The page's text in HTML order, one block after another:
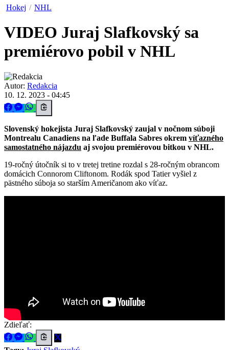
Hokej / NHL
VIDEO Juraj Slafkovský sa
premiérovo pobil v NHL
Autor: Redakcia
10. 12. 2023 - 04:45
Slovenský hokejista Juraj Slafkovský zaujal v nočnom súboji
Montrealu Canadiens na ľade Buffala Sabres okrem víťazného
samostatného nájazdu aj svojou premiérovou bitkou v NHL.
19-ročný útočník si to v tretej tretine rozdal s 28-ročným obrancom
domácich Connorom Cliftonom. Rodák spod Tatier vyšiel z
pästného súboja so starším Američanom ako víťaz.
Zdieľať: